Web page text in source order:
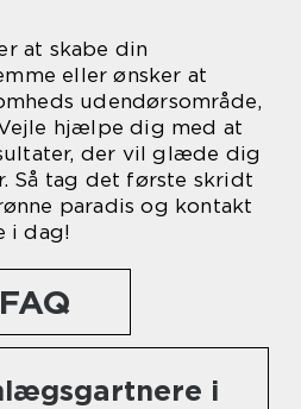
at skabe din
eller ønsker at
udendørsområde,
hjælpe dig med at
der vil glæde dig
Så tag det første skridt
paradis og kontakt
i dag!
FAQ
i